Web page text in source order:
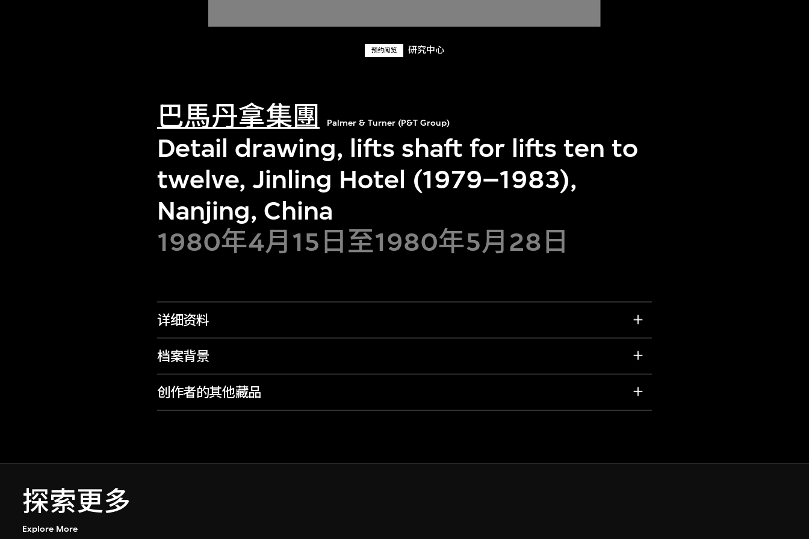
预约阅览 研究中心
巴馬丹拿集團 Palmer & Turner (P&T Group)
Detail drawing, lifts shaft for lifts ten to
twelve, Jinling Hotel (1979–1983),
Nanjing, China
1980年4月15日至1980年5月28日
详细资料
档案背景
创作者的其他藏品
探索更多
Explore More